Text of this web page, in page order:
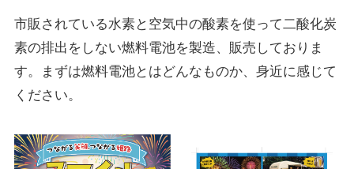
市販されている水素と空気中の酸素を使って二酸化炭
素の排出をしない燃料電池を製造、販売しておりま
す。まずは燃料電池とはどんなものか、身近に感じて
ください。